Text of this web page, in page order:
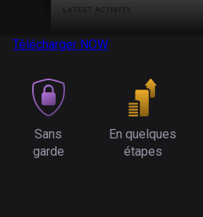
Télécharger NOW
Sans
garde
En quelques
étapes